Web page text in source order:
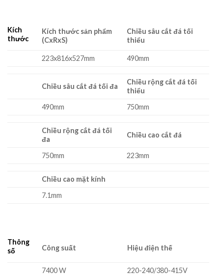
Kích
thước
Kích thước sản phẩm
(CxRxS)
Chiều sâu cắt đá tối
thiểu
223x816x527mm 490mm
Chiều sâu cắt đá tối đa
Chiều rộng cắt đá tối
thiểu
490mm
750mm
Chiều rộng cắt đá tối
đa
Chiều cao cắt đá
750mm 223mm
Chiều cao mặt kính
7.1mm
Thông
số
Công suất Hiệu điện thế
7400 W 220-240/380-415V